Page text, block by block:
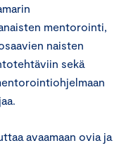
mentorointi,
naisten
sekä
avaamaan ovia ja